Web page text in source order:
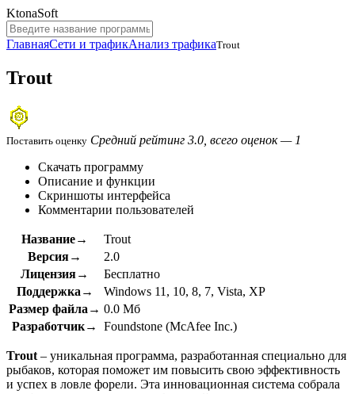
KtonaSoft
ГлавнаяСети и трафикАнализ трафикаTrout
Trout
Поставить оценку Средний рейтинг 3.0, всего оценок — 1
Скачать программу
Описание и функции
Скриншоты интерфейса
Комментарии пользователей
Название→
Trout
Версия→
2.0
Лицензия→
Бесплатно
Поддержка→
Windows 11, 10, 8, 7, Vista, XP
Размер файла→ 0.0 Мб
Разработчик→
Foundstone (McAfee Inc.)
Trout – уникальная программа, разработанная специально для
рыбаков, которая поможет им повысить свою эффективность
и успех в ловле форели. Эта инновационная система собрала